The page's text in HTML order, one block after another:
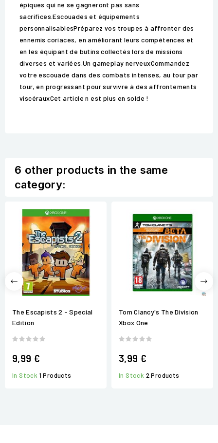
épiques qui ne se gagneront pas sans
sacrifices.Escouades et équipements
personnalisablesPréparez vos troupes à affronter des
ennemis coriaces, en améliorant leurs compétences et
en les équipant de butins collectés lors de missions
diverses et variées.Un gameplay nerveuxCommandez
votre escouade dans des combats intenses, au tour par
tour, en progressant pour survivre à des affrontements
viscérauxCet article n est plus en solde !
6 other products in the same
category:
The Escapists 2 - Special
Edition
9,99 €
In Stock 1 Products
Tom Clancy's The Division
Xbox One
3,99 €
In Stock 2 Products